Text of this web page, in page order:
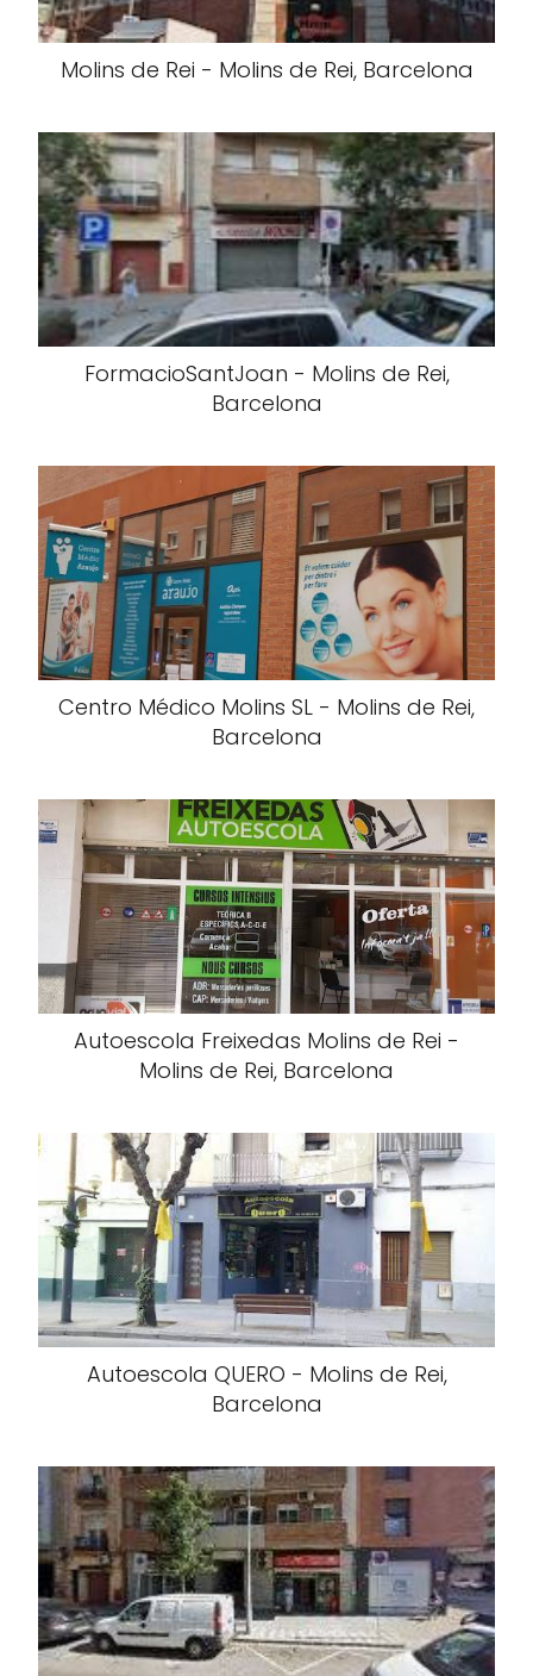
Molins de Rei - Molins de Rei, Barcelona
FormacioSantJoan - Molins de Rei,
Barcelona
Centro Médico Molins SL - Molins de Rei,
Barcelona
Autoescola Freixedas Molins de Rei -
Molins de Rei, Barcelona
Autoescola QUERO - Molins de Rei,
Barcelona